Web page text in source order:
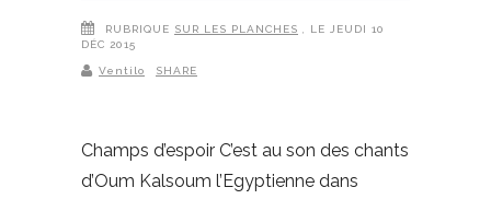
RUBRIQUE SUR LES PLANCHES
, LE JEUDI 10
DÉC 2015
Ventilo SHARE
Champs d’espoir C’est au son des chants
d’Oum Kalsoum l’Egyptienne dans